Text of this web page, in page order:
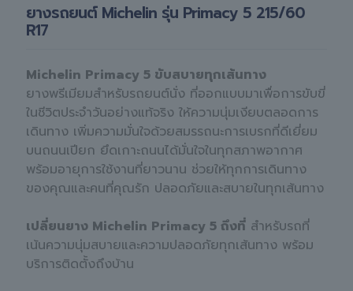
ยางรถยนต์ Michelin รุ่น Primacy 5 215/60
R17
Michelin Primacy 5 ขับสบายทุกเส้นทาง
ยางพรีเมียมสำหรับรถยนต์นั่ง ที่ออกแบบมาเพื่อการขับขี่
ในชีวิตประจำวันอย่างแท้จริง ให้ความนุ่มเงียบตลอดการ
เดินทาง เพิ่มความมั่นใจด้วยสมรรถนะการเบรกที่ดีเยี่ยม
บนถนนเปียก ยึดเกาะถนนได้มั่นใจในทุกสภาพอากาศ
พร้อมอายุการใช้งานที่ยาวนาน ช่วยให้ทุกการเดินทาง
ของคุณและคนที่คุณรัก ปลอดภัยและสบายในทุกเส้นทาง
เปลี่ยนยาง Michelin Primacy 5 ถึงที่ สำหรับรถที่
เน้นความนุ่มสบายและความปลอดภัยทุกเส้นทาง พร้อม
บริการติดตั้งถึงบ้าน